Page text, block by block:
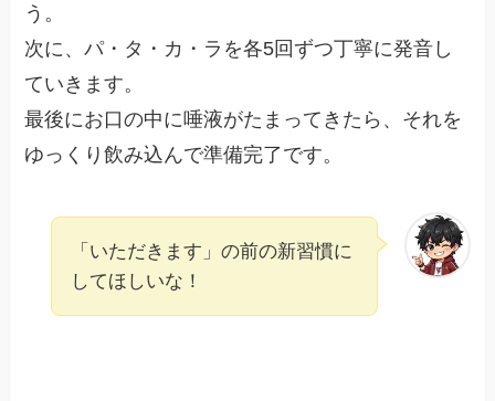
う。
次に、パ・タ・カ・ラを各5回ずつ丁寧に発音し
ていきます。
最後にお口の中に唾液がたまってきたら、それを
ゆっくり飲み込んで準備完了です。
「いただきます」の前の新習慣に
してほしいな！